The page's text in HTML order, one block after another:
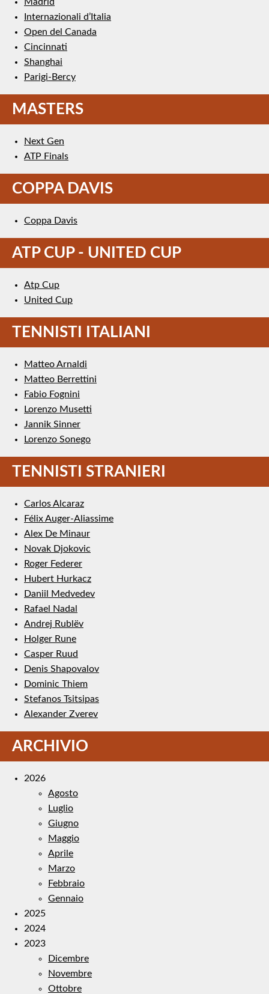
Internazionali d’Italia
Open del Canada
Cincinnati
Shanghai
Parigi-Bercy
MASTERS
Next Gen
ATP Finals
COPPA DAVIS
Coppa Davis
ATP CUP - UNITED CUP
Atp Cup
United Cup
TENNISTI ITALIANI
Matteo Arnaldi
Matteo Berrettini
Fabio Fognini
Lorenzo Musetti
Jannik Sinner
Lorenzo Sonego
TENNISTI STRANIERI
Carlos Alcaraz
Félix Auger-Aliassime
Alex De Minaur
Novak Djokovic
Roger Federer
Hubert Hurkacz
Daniil Medvedev
Rafael Nadal
Andrej Rublëv
Holger Rune
Casper Ruud
Denis Shapovalov
Dominic Thiem
Stefanos Tsitsipas
Alexander Zverev
ARCHIVIO
2026
Agosto
Luglio
Giugno
Maggio
Aprile
Marzo
Febbraio
Gennaio
2025
2024
2023
Dicembre
Novembre
Ottobre